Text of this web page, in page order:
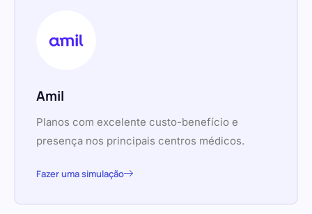
Amil
Planos com excelente custo-benefício e
presença nos principais centros médicos.
Fazer uma simulação